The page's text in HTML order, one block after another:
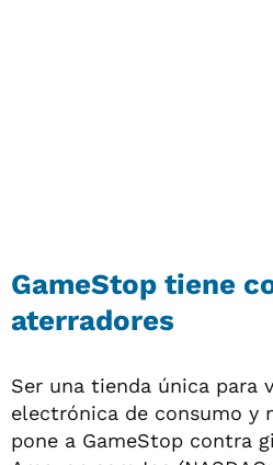
GameStop tiene
aterradores
Ser una tienda única para
electrónica de consumo y
pone a GameStop contra